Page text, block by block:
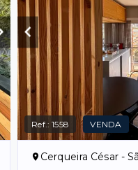
Ref.:1558 VENDA
Cerqueira César -